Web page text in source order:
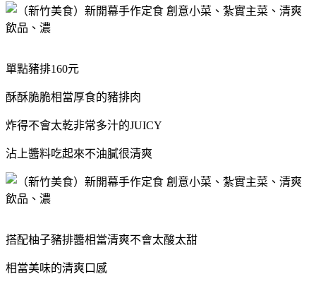
單點豬排160元
酥酥脆脆相當厚食的豬排肉
炸得不會太乾非常多汁的JUICY
沾上醬料吃起來不油膩很清爽
搭配柚子豬排醬相當清爽不會太酸太甜
相當美味的清爽口感